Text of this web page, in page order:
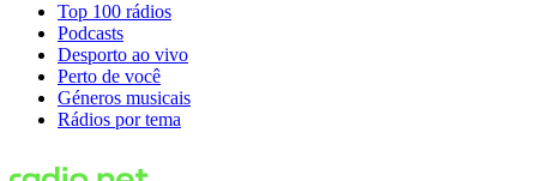
Top 100 rádios
Podcasts
Desporto ao vivo
Perto de você
Géneros musicais
Rádios por tema